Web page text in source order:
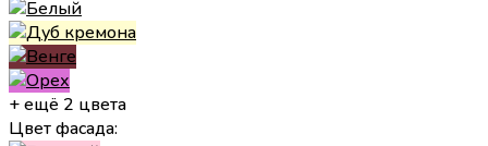
+ ещё 2 цвета
Цвет фасада: